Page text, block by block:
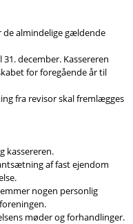
de almindelige gældende
december. Kassereren
for foregående år til
fra revisor skal fremlægges
kassereren.
af fast ejendom
nogen personlig
møder og forhandlinger.